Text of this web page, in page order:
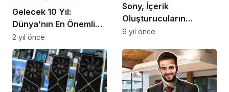
Gelecek 10 Yıl:
Dünya’nın En Önemli
Değişimleri
2 yıl önce
Sony, İçerik
Oluşturucuların
Fikirlerini 3D Olarak
Sağlayan Uzamsal
Gerçeklik Ekranını
Piyasaya Çıkardı
6 yıl önce